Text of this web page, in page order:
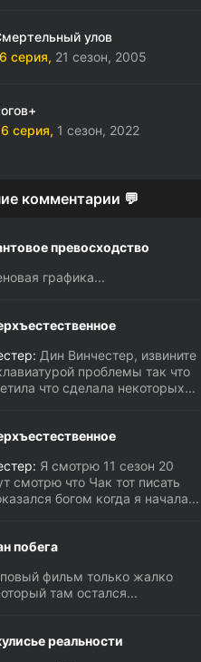
улов
серия, 21 сезон, 2005
серия, 1 сезон, 2022
комментарии 💬
превосходство
графика...
Дин Винчестер, извините
проблемы так что
что сделала некоторых...
Я смотрю 11 сезон 20
смотрю что Чак тот писать
богом когда я начала...
побега
фильм только жалко
там остался...
реальности